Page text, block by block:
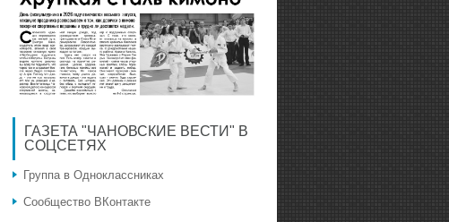
ГАЗЕТА "ЧАНОВСКИЕ ВЕСТИ" В
СОЦСЕТЯХ
Группа в Одноклассниках
Сообщество ВКонтакте